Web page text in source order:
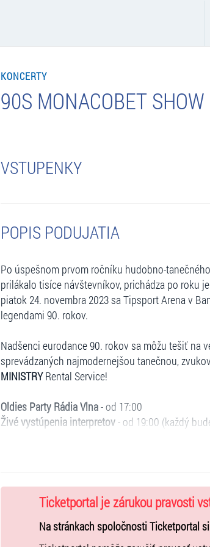
KONCERTY
90S MONACOBET SHOW
VSTUPENKY
POPIS PODUJATIA
Po úspešnom prvom ročníku hudobno-
prilákalo tisíce návštevníkov, prichádza po roku
piatok 24. novembra 2023 sa Tipsport Arena v
legendami 90. rokov.
Nadšenci eurodance 90. rokov sa môžu tešiť na
sprevádzaných najmodernejšou tanečnou,
MINISTRYRental Service!
Oldies Party Rádia Vlna- od 17:00
Živé vystúpenia interpretov- od 19:00 (každý
★2 BROTHERS ON THE 4th FLOOR(Dreams Will
★ REDNEX(Cotton Eye Joe, Wish You Were Here,
★ COLONIA (Za Tvoje Snene Oči, Oduzimas Mi
(Náhodou, Nejsi sám, Na Tebe Sázím,
Ticketportal je zárukou pravosti
Na stránkach spoločnosti Ticketportal